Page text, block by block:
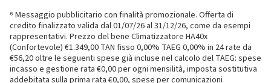
⁶ Messaggio pubblicitario con finalità promozionale. Offerta di
credito finalizzato valida dal 01/07/26 al 31/12/26, come da esempi
rappresentativi. Prezzo del bene Climatizzatore HA40x
(Confortevole) €1.349,00 TAN fisso 0,00% TAEG 0,00% in 24 rate da
€56,20 oltre le seguenti spese già incluse nel calcolo del TAEG: spese
incasso e gestione rata €0,00 per ogni mensilità, imposta sostitutiva
addebitata sulla prima rata €0,00, spese per comunicazioni